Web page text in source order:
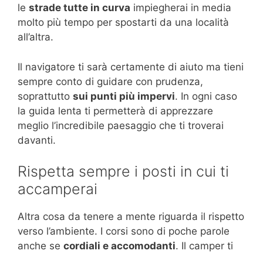
le strade tutte in curva impiegherai in media
molto più tempo per spostarti da una località
all’altra.
Il navigatore ti sarà certamente di aiuto ma tieni
sempre conto di guidare con prudenza,
soprattutto sui punti più impervi. In ogni caso
la guida lenta ti permetterà di apprezzare
meglio l’incredibile paesaggio che ti troverai
davanti.
Rispetta sempre i posti in cui ti
accamperai
Altra cosa da tenere a mente riguarda il rispetto
verso l’ambiente. I corsi sono di poche parole
anche se cordiali e accomodanti. Il camper ti